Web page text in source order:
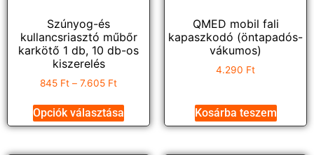
Szúnyog-és
kullancsriasztó műbőr
karkötő 1 db, 10 db-os
kiszerelés
845 Ft – 7.605 Ft
Opciók választása
QMED mobil fali
kapaszkodó (öntapadós-
vákumos)
4.290 Ft
Kosárba teszem